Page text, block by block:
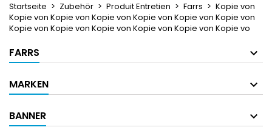
Startseite Zubehör Produit Entretien Farrs
Kopie von
Kopie von Kopie von Kopie von Kopie von Kopie von Kopie von
Kopie von Kopie von Kopie von Kopie von Kopie von Kopie vo
FARRS
MARKEN
BANNER
Abbrechen Wunschliste erstellen